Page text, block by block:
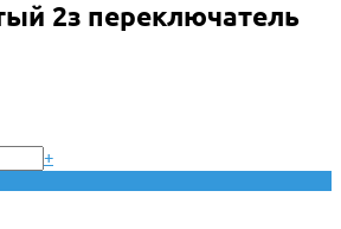
2з переключатель
+